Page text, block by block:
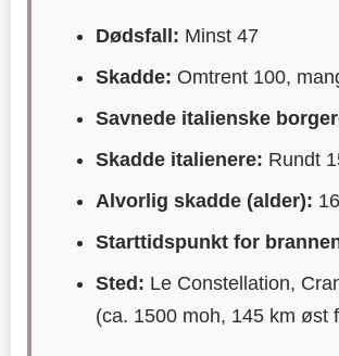
Dødsfall: Minst 47
Skadde: Omtrent 100,
Savnede italienske
Skadde italienere: Rundt
Alvorlig skadde (alder):
Starttidspunkt for
Sted: Le Constellation,
(ca. 1500 moh, 145 km øst